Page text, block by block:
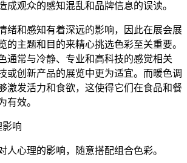
成观众的感知混乱和品牌信息的误读。
绪和感知有着深远的影响，因此在展会展
的主题和目的来精心挑选色彩至关重要。
通常与冷静、专业和高科技的感觉相关
或创新产品的展览中更为适宜。而暖色调
激发活力和食欲，这使得它们在食品和餐
有效。
影响
人心理的影响，随意搭配组合色彩。